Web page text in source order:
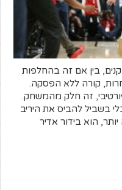
בין אם זה בהחלפות
קורה ללא הפסקה.
זה חלק מהמשחק.
בשביל להביס את היריב
הוא בידור אדיר